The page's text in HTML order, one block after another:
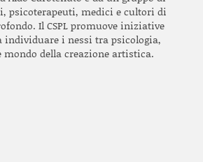
psicoterapeuti, medici e cultori di
Il CSPL promuove iniziative
individuare i nessi tra psicologia,
mondo della creazione artistica.